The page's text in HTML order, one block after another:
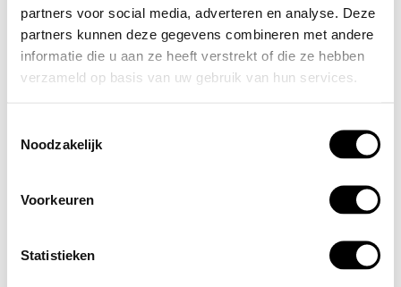
partners voor social media, adverteren en analyse. Deze
partners kunnen deze gegevens combineren met andere
informatie die u aan ze heeft verstrekt of die ze hebben
verzameld op basis van uw gebruik van hun services.
Noodzakelijk
Voorkeuren
Statistieken